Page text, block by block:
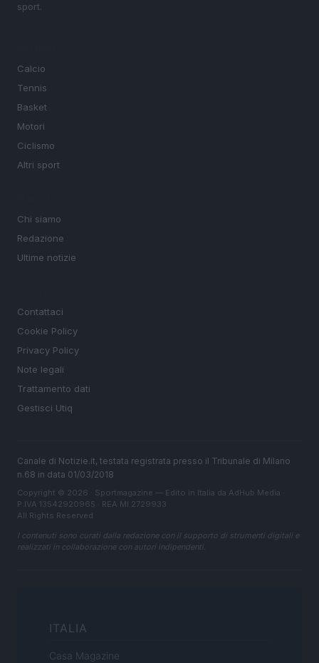
sport.
Calcio
Tennis
Basket
Motori
Ciclismo
Altri sport
Chi siamo
Redazione
Ultime notizie
Contattaci
Cookie Policy
Privacy Policy
Note legali
Trattamento dati
Gestisci Utiq
Canale di Notizie.it, testata registrata presso il Tribunale di Milano
n.68 in data 01/03/2018
Copyright © 2026 · Sportmagazine — Edito in Italia da AdHub Media
P.IVA 13542920965 · REA MI 2729933
All Rights Reserved
I contenuti sono curati dalla redazione con il supporto di strumenti digitali e
realizzati in collaborazione con autori indipendenti.
ITALIA
Casa Magazine